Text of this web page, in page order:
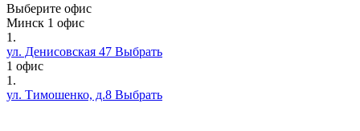
Выберите офис
Минск 1 офис
1.
ул. Денисовская 47 Выбрать
1 офис
1.
ул. Тимошенко, д.8 Выбрать